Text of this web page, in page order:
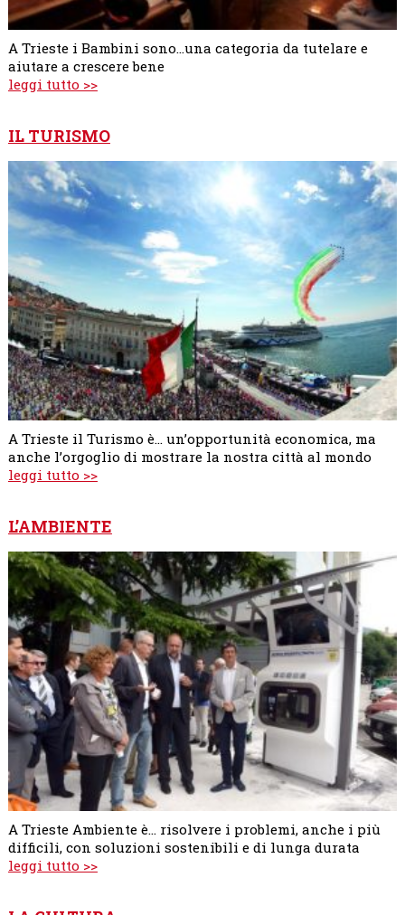
A Trieste i Bambini sono...una categoria da tutelare e
aiutare a crescere bene
leggi tutto >>
IL TURISMO
A Trieste il Turismo è... un’opportunità economica, ma
anche l’orgoglio di mostrare la nostra città al mondo
leggi tutto >>
L’AMBIENTE
A Trieste Ambiente è... risolvere i problemi, anche i più
difficili, con soluzioni sostenibili e di lunga durata
leggi tutto >>